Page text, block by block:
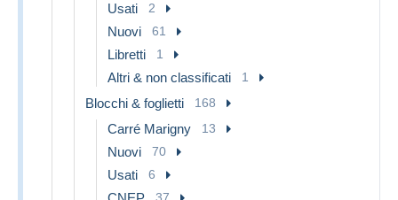
Usati 2
Nuovi 61
Libretti 1
Altri & non classificati 1
Blocchi & foglietti 168
Carré Marigny 13
Nuovi 70
Usati 6